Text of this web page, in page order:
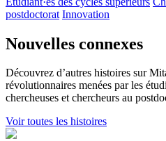
postdoctorat Innovation
Nouvelles connexes
Découvrez d’autres histoires sur
révolutionnaires menées par les
chercheuses et chercheurs au
Voir toutes les histoires